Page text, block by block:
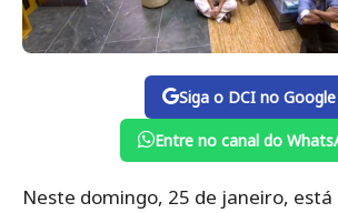
Siga o DCI no Google
Entre no canal do
Neste domingo, 25 de janeiro,